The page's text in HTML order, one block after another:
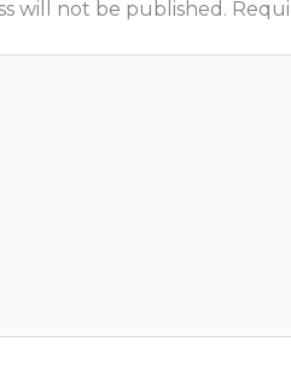
will not be published.